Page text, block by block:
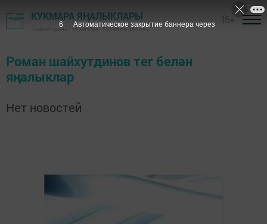
КУКМАРА ЯҢАЛЫКЛАРЫ
"Хезмәт даны" газетасы - Кукмара районы
Роман шайхутдинов тег белән
яңалыклар
Нет новостей
6 Автоматическое закрытие баннера через